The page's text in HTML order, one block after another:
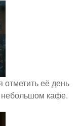
отметить её день
небольшом кафе.